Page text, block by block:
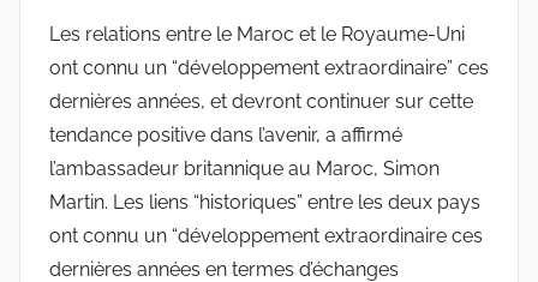
Les relations entre le Maroc et le Royaume-Uni
ont connu un “développement extraordinaire” ces
dernières années, et devront continuer sur cette
tendance positive dans l’avenir, a affirmé
l’ambassadeur britannique au Maroc, Simon
Martin. Les liens “historiques” entre les deux pays
ont connu un “développement extraordinaire ces
dernières années en termes d’échanges